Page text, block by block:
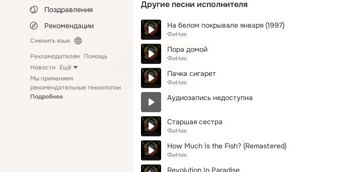
Поздравления
Рекомендации
Сменить язык
Рекламодателям Помощь
Новости Ещё
Мы применяем
рекомендательные технологии
Подробнее
Другие песни исполнителя
На белом покрывале января (1997)
ФиНик
Пора домой
ФиНик
Пачка сигарет
ФиНик
Аудиозапись недоступна
Старшая сестра
ФиНик
How Much Is the Fish? (Remastered)
ФиНик
Revolution In Paradise